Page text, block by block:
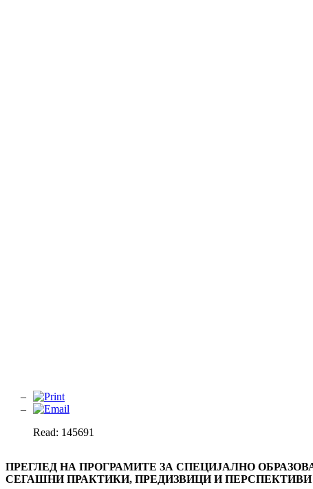
Read: 145691
ПРЕГЛЕД НА ПРОГРАМИТЕ ЗА СПЕЦИЈАЛНО
СЕГАШНИ ПРАКТИКИ, ПРЕДИЗВИЦИ И ПЕРСПЕКТИВИ